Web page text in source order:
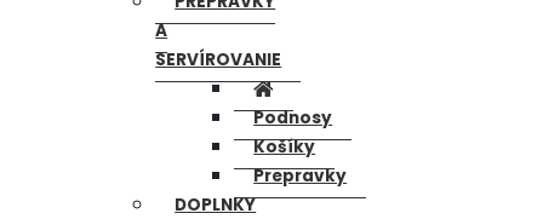
A
SERVÍROVANIE
Podnosy
Košíky
Prepravky
DOPLNKY